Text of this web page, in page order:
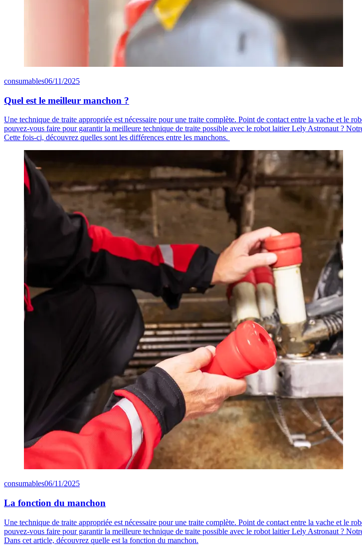
consumables06/11/2025
Quel est le meilleur manchon ?
Une technique de traite appropriée est nécessaire pour une traite complète. Point de contact entre la vache et le
pouvez-vous faire pour garantir la meilleure technique de traite possible avec le robot laitier Lely Astronaut ?
Cette fois-ci, découvrez quelles sont les différences entre les manchons.
consumables06/11/2025
La fonction du manchon
Une technique de traite appropriée est nécessaire pour une traite complète. Point de contact entre la vache et le
pouvez-vous faire pour garantir la meilleure technique de traite possible avec le robot laitier Lely Astronaut ?
Dans cet article, découvrez quelle est la fonction du manchon.